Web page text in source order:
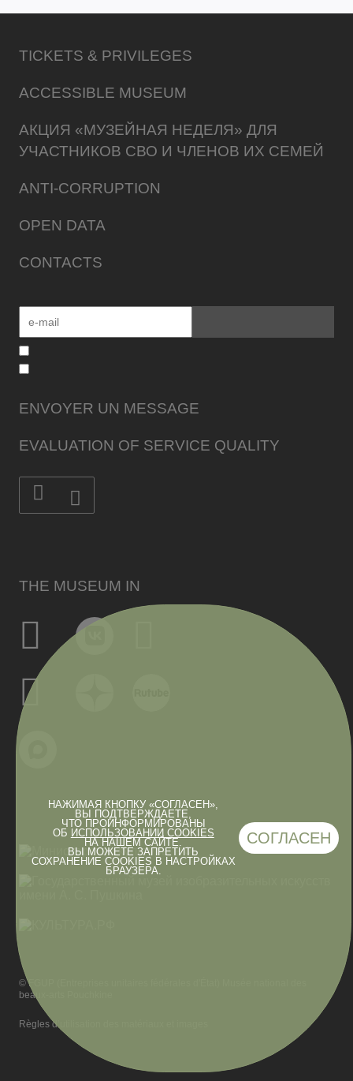
НАЖИМАЯ КНОПКУ «СОГЛАСЕН»,
ВЫ ПОДТВЕРЖДАЕТЕ,
ЧТО ПРОИНФОРМИРОВАНЫ
ОБ ИСПОЛЬЗОВАНИИ COOKIES
НА НАШЕМ САЙТЕ.
ВЫ МОЖЕТЕ ЗАПРЕТИТЬ
СОХРАНЕНИЕ COOKIES В НАСТРОЙКАХ
БРАУЗЕРА.
СОГЛАСЕН
TICKETS & PRIVILEGES
ACCESSIBLE MUSEUM
АКЦИЯ «МУЗЕЙНАЯ НЕДЕЛЯ» ДЛЯ
УЧАСТНИКОВ СВО И ЧЛЕНОВ ИХ СЕМЕЙ
ANTI-CORRUPTION
OPEN DATA
CONTACTS
THE MUSEUM IN
ENVOYER UN MESSAGE
EVALUATION OF SERVICE QUALITY
© FGUP (Entreprises unitaires fédérales d'État) Musée national des
beaux-arts Pouchkine
Règles d’utilisation des matériaux et images